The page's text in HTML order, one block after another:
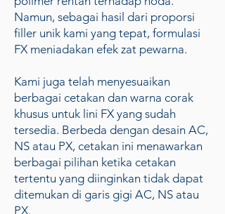
Namun, sebagai hasil dari proporsi
filler unik kami yang tepat, formulasi
FX meniadakan efek zat pewarna.
Kami juga telah menyesuaikan
berbagai cetakan dan warna corak
khusus untuk lini FX yang sudah
tersedia. Berbeda dengan desain AC,
NS atau PX, cetakan ini menawarkan
berbagai pilihan ketika cetakan
tertentu yang diinginkan tidak dapat
ditemukan di garis gigi AC, NS atau
PX.